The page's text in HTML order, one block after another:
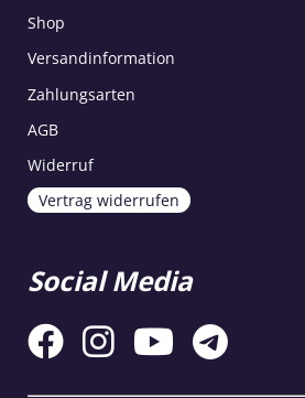
Shop
Versandinformation
Zahlungsarten
AGB
Widerruf
Vertrag widerrufen
Social Media